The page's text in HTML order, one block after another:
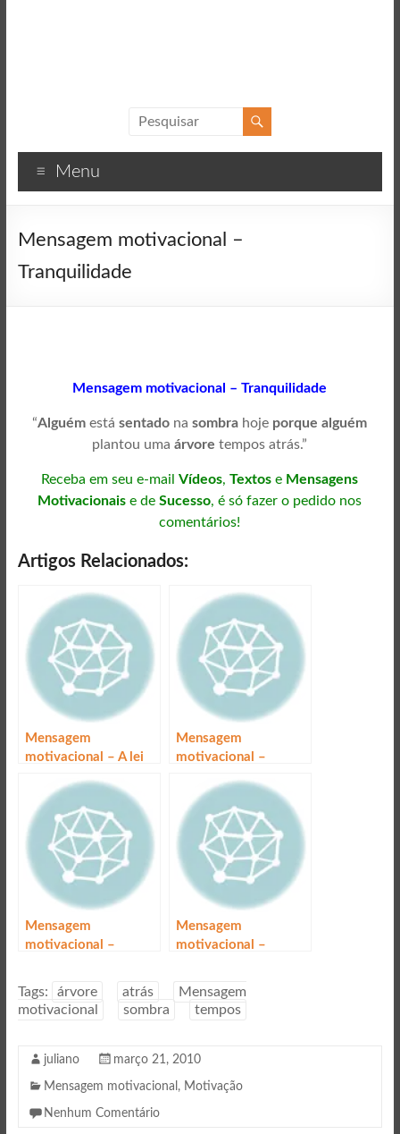
Textos
motivacionais
sucesso
Menu
Mensagem motivacional –
Tranquilidade
Mensagem motivacional – Tranquilidade
“Alguémestásentado nasombra hoje porque alguém
plantou umaárvore tempos atrás.”
Receba em seu e-mailVídeos,Textose Mensagens
Motivacionaise deSucesso, é só fazer o pedido nos
comentários!
Artigos Relacionados:
Mensagem
motivacional – A lei
Mensagem
motivacional –
Mensagem
motivacional –
Mensagem
motivacional –
Tags: árvore atrás
Mensagem
motivacional
sombra tempos
juliano março 21, 2010
Mensagem motivacional , Motivação
Nenhum Comentário